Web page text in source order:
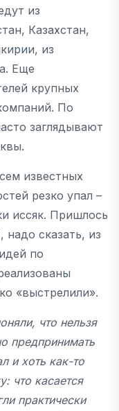
из
Казахстан,
из
Еще
крупных
По
заглядывают
известных
резко упал –
иссяк. Пришлось
надо сказать, из
по
«выстрелили».
что нельзя
предпринимать
и хоть как-то
что касается
практически